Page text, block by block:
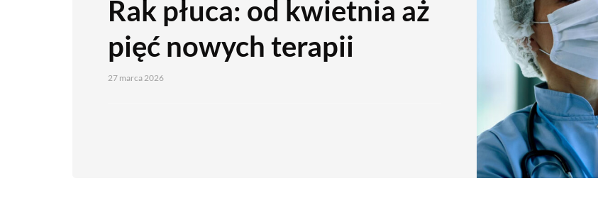
Rak płuca: od kwietnia aż
pięć nowych terapii
27 marca 2026